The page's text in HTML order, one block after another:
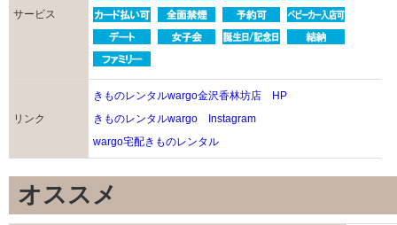
サービス
リンク
きものレンタルwargo金沢香林坊店 HP
きものレンタルwargo Instagram
wargo宅配きものレンタル
オススメ